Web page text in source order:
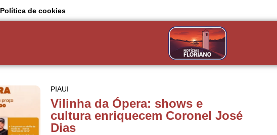
Política de cookies
PIAUI
Vilinha da Ópera: shows e
cultura enriquecem Coronel José
Dias